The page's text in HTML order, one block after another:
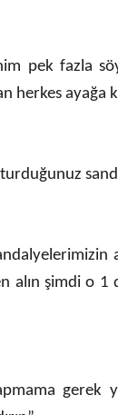
pek fazla
herkes ayağa
alın şimdi o
gerek